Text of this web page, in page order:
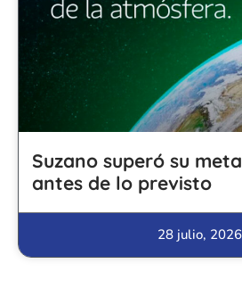
Suzano superó su
antes de lo previsto
28 julio, 2026